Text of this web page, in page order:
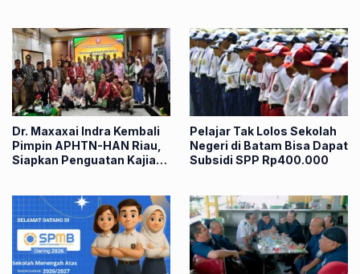
Dr. Maxaxai Indra Kembali
Pimpin APHTN-HAN Riau,
Siapkan Penguatan Kajian
Pelajar Tak Lolos Sekolah
Negeri di Batam Bisa Dapat
Subsidi SPP Rp400.000